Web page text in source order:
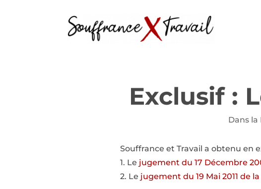
Exclusif :
Dans la
Souffrance et Travail a obtenu en
1. Le jugement du 17 Décembre
2. Le jugement du 19 Mai 2011 de